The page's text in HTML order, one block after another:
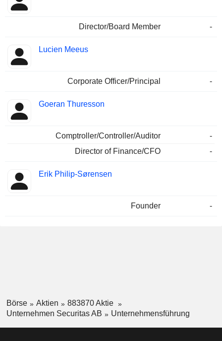
Director/Board Member -
Lucien Meeus
Corporate Officer/Principal -
Goeran Thuresson
Comptroller/Controller/Auditor
-
Director of Finance/CFO
-
Erik Philip-Sørensen
Founder -
Börse Aktien
883870 Aktie
Unternehmen Securitas AB
Unternehmensführung